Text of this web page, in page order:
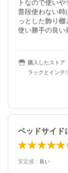
トなので使いや
普段使わない時
っとした飾り棚
使い勝手の良い
購入したストア
ラックとインテ
安定感 ： 良い